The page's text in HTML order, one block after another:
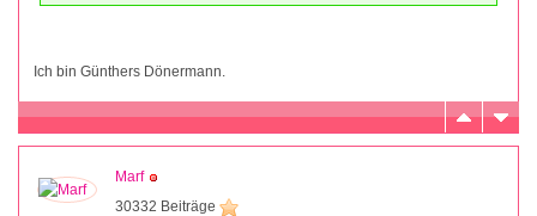
Ich bin Günthers Dönermann.
Marf
30332 Beiträge